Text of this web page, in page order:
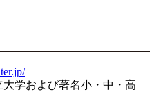
学および著名小・中・高